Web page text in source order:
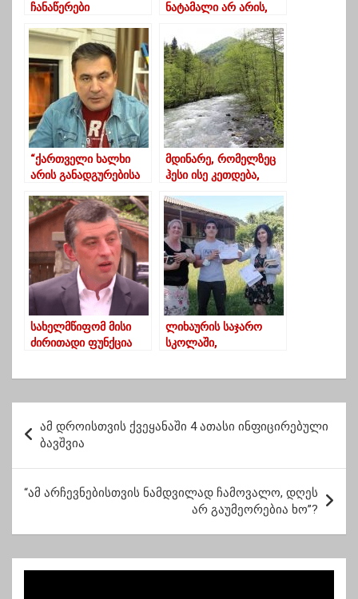
ჩანაწერები
არჩევნების
საფუძველს
წარმოადგენს”
ნატამალი არ არის,
პოლიტიკას”-
მირცხულავა
“ქართველი ხალხი
არის განადგურებისა
ზღვართან ძალიან
ახლოს”-მიხეილ
სააკაშვილის ხედვა
მდინარე, რომელზეც
ჰესი ისე კეთდება,
თვალსაზრისით
შესწავლილი არ არის
სახელმწიფომ მისი
ძირითადი ფუნქცია
ლიხაურის საჯარო
სკოლაში,
კიდევ ერთი
წარმატებული
ო
ს
ტ
ნ
ამ დროისთვის ქვეყანაში 4 ათასი ინფიცირებული
ბავშვია
“ამ არჩევნებისთვის ნამდვილად ჩამოვალო, დღეს
არ გაუმეორებია ხო”?